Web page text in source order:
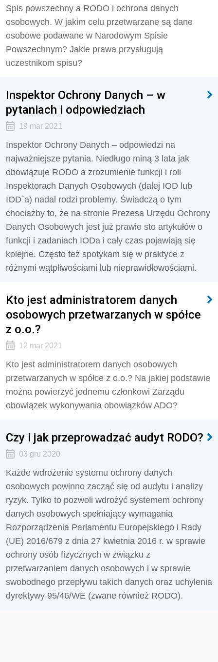
Spis powszechny a RODO i ochrona danych
osobowych. W jakim celu przetwarzane są dane
osobowe podawane w Narodowym Spisie
Powszechnym? Jakie prawa przysługują
uczestnikom spisu?
Inspektor Ochrony Danych – w
pytaniach i odpowiedziach
19 mar 2021
Inspektor Ochrony Danych – odpowiedzi na
najważniejsze pytania. Niedługo miną 3 lata jak
obowiązuje RODO a zrozumienie funkcji i roli
Inspektorach Danych Osobowych (dalej IOD lub
IOD`a) nadal rodzi problemy. Świadczą o tym
chociażby to, że na stronie Prezesa Urzędu Ochrony
Danych Osobowych jest już prawie sto artykułów o
funkcji i zadaniach IODa i cały czas pojawiają się
kolejne. Często też spotykam się w praktyce z
różnymi wątpliwościami lub nieprawidłowościami.
Kto jest administratorem danych
osobowych przetwarzanych w spółce
z o.o.?
12 mar 2021
Kto jest administratorem danych osobowych
przetwarzanych w spółce z o.o.? Na jakiej podstawie
można powierzyć jednemu członkowi Zarządu
obowiązek wykonywania obowiązków ADO?
Czy i jak przeprowadzać audyt RODO?
03 gru 2020
Każde wdrożenie systemu ochrony danych
osobowych powinno zacząć się od audytu i analizy
ryzyk. Tylko to pozwoli wdrożyć systemem ochrony
danych osobowych spełniający wymagania
Rozporządzenia Parlamentu Europejskiego i Rady
(UE) 2016/679 z dnia 27 kwietnia 2016 r. w sprawie
ochrony osób fizycznych w związku z
przetwarzaniem danych osobowych i w sprawie
swobodnego przepływu takich danych oraz uchylenia
dyrektywy 95/46/WE (zwane również RODO).